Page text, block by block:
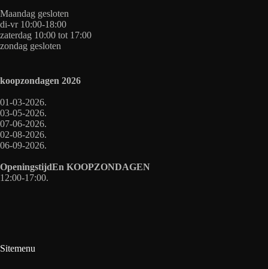
Maandag gesloten
di-vr 10:00-18:00
zaterdag 10:00 tot 17:00
zondag gesloten
koopzondagen 2026
01-03-2026.
03-05-2026.
07-06-2026.
02-08-2026.
06-09-2026.
OpeningstijdEn KOOPZONDAGEN
12:00-17:00.
Sitemenu